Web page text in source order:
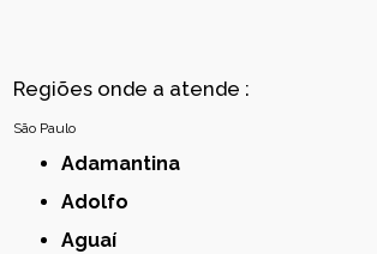
Regiões onde a atende :
São Paulo
Adamantina
Adolfo
Aguaí